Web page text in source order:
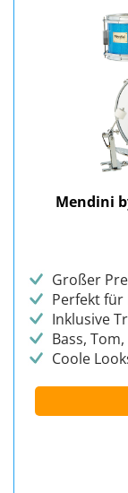
Mendini
Großer
Perfekt
Inklusive
Bass,
Coole